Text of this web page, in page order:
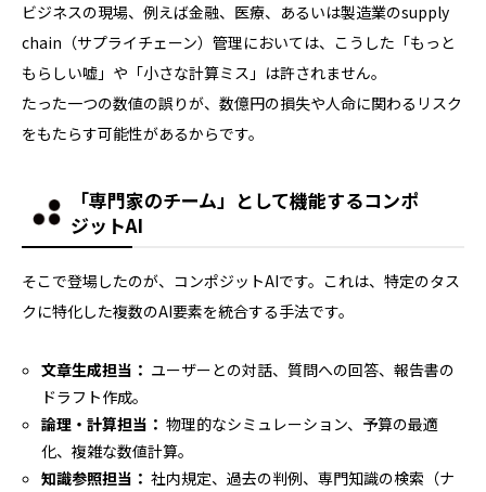
ビジネスの現場、例えば金融、医療、あるいは製造業のsupply
chain（サプライチェーン）管理においては、こうした「もっと
もらしい嘘」や「小さな計算ミス」は許されません。
たった一つの数値の誤りが、数億円の損失や人命に関わるリスク
をもたらす可能性があるからです。
「専門家のチーム」として機能するコンポ
ジットAI
そこで登場したのが、コンポジットAIです。これは、特定のタス
クに特化した複数のAI要素を統合する手法です。
文章生成担当： ユーザーとの対話、質問への回答、報告書の
ドラフト作成。
論理・計算担当： 物理的なシミュレーション、予算の最適
化、複雑な数値計算。
知識参照担当： 社内規定、過去の判例、専門知識の検索（ナ